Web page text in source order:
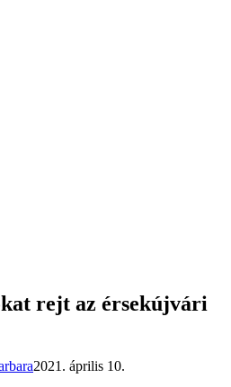
rejt az érsekújvári
2021. április 10.